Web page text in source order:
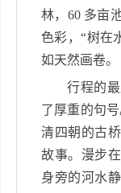
林， 60 多亩
色彩，“树在
如天然画卷。
行程的
了厚重的句
清四朝的古
故事。漫步
身旁的河水